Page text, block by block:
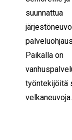
suunnattua
Paikalla on
työntekijöitä
velkaneuvoja.